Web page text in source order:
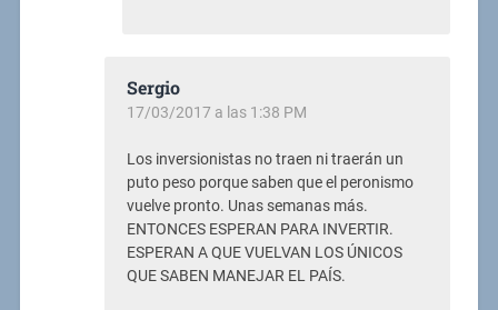
Sergio
17/03/2017 a las 1:38 PM
Los inversionistas no traen ni traerán un
puto peso porque saben que el peronismo
vuelve pronto. Unas semanas más.
ENTONCES ESPERAN PARA INVERTIR.
ESPERAN A QUE VUELVAN LOS ÚNICOS
QUE SABEN MANEJAR EL PAÍS.